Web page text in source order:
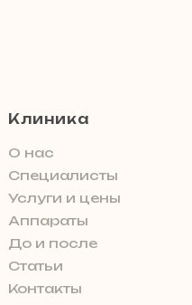
Клиника
О нас
Специалисты
Услуги и цены
Аппараты
До и после
Статьи
Контакты